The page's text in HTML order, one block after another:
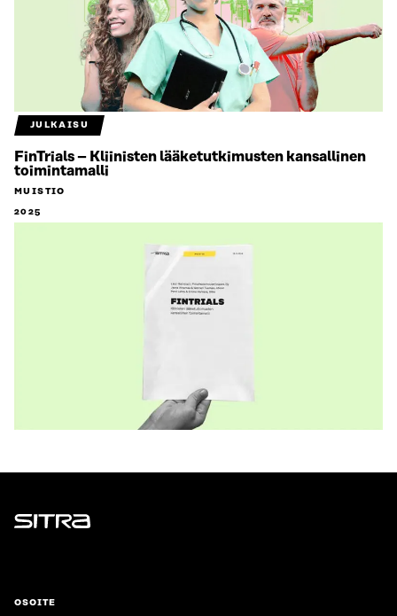
JULKAISU
FinTrials – Kliinisten lääketutkimusten kansallinen
toimintamalli
MUISTIO
2025
Sitra
OSOITE